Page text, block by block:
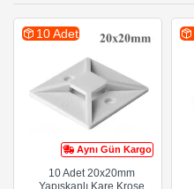
Aynı Gün Kargo
10 Adet
10 Adet 20x20mm
Yapışkanlı Kare Kroşe